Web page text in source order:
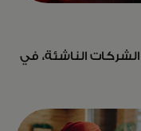
الناشئة، في